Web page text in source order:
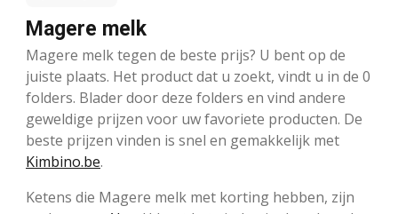
Magere melk
Magere melk tegen de beste prijs? U bent op de
juiste plaats. Het product dat u zoekt, vindt u in de 0
folders. Blader door deze folders en vind andere
geweldige prijzen voor uw favoriete producten. De
beste prijzen vinden is snel en gemakkelijk met
Kimbino.be.
Ketens die Magere melk met korting hebben, zijn